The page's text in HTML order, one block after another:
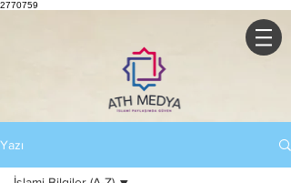
2770759
Yazı